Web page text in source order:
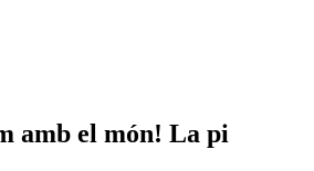
amb el món! La pi